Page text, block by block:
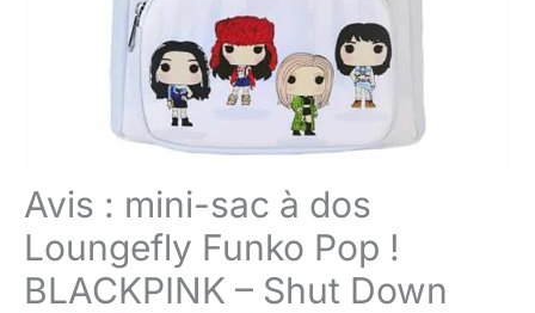
Avis : mini-sac à dos
Loungefly Funko Pop !
BLACKPINK – Shut Down